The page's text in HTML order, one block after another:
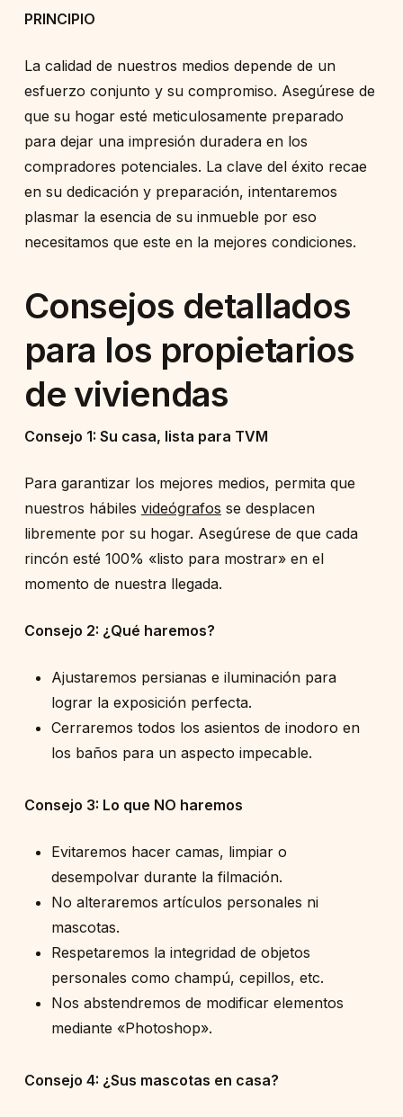
PRINCIPIO
La calidad de nuestros medios depende de un
esfuerzo conjunto y su compromiso. Asegúrese de
que su hogar esté meticulosamente preparado
para dejar una impresión duradera en los
compradores potenciales. La clave del éxito recae
en su dedicación y preparación, intentaremos
plasmar la esencia de su inmueble por eso
necesitamos que este en la mejores condiciones.
Consejos detallados
para los propietarios
de viviendas
Consejo 1: Su casa, lista para TVM
Para garantizar los mejores medios, permita que
nuestros hábiles videógrafos se desplacen
libremente por su hogar. Asegúrese de que cada
rincón esté 100% «listo para mostrar» en el
momento de nuestra llegada.
Consejo 2: ¿Qué haremos?
Ajustaremos persianas e iluminación para
lograr la exposición perfecta.
Cerraremos todos los asientos de inodoro en
los baños para un aspecto impecable.
Consejo 3: Lo que NO haremos
Evitaremos hacer camas, limpiar o
desempolvar durante la filmación.
No alteraremos artículos personales ni
mascotas.
Respetaremos la integridad de objetos
personales como champú, cepillos, etc.
Nos abstendremos de modificar elementos
mediante «Photoshop».
Consejo 4: ¿Sus mascotas en casa?